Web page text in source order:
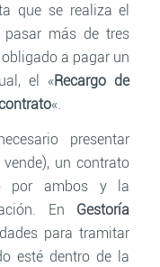
que se realiza el
más de tres
a pagar un
el «Recargo de
«.
presentar
un contrato
por ambos y la
En Gestoría
para tramitar
esté dentro de la